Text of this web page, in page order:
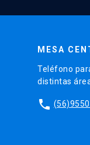
MESA
Teléfono
distintas
phone